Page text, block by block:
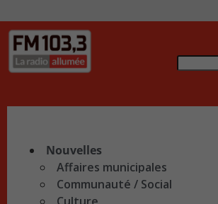
Nouvelles
Affaires municipales
Communauté / Social